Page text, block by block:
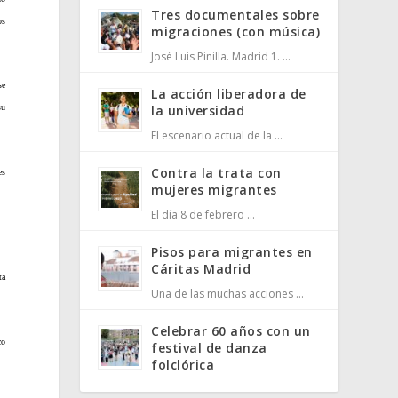
Tres documentales sobre
migraciones (con música)
José Luis Pinilla. Madrid 1. …
La acción liberadora de
la universidad
El escenario actual de la …
Contra la trata con
mujeres migrantes
El día 8 de febrero …
Pisos para migrantes en
Cáritas Madrid
Una de las muchas acciones …
Celebrar 60 años con un
festival de danza
folclórica